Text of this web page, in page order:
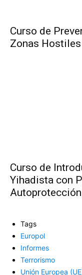
Curso de
Zonas
Curso de
Yihadista con
Autoprotección
Tags
Europol
Informes
Terrorismo
Unión Europea